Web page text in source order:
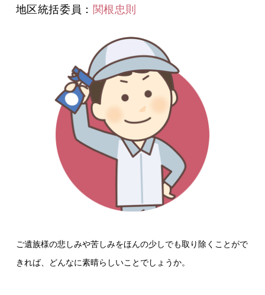
地区統括委員： 関根忠則
ご遺族様の悲しみや苦しみをほんの少しでも取り除くことがで
きれば、どんなに素晴らしいことでしょうか。